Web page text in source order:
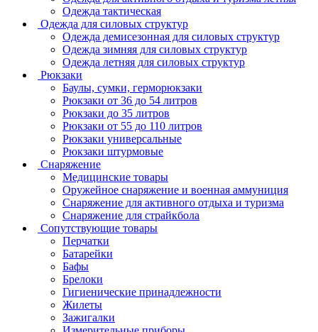
Одежда тактическая
Одежда для силовых структур
Одежда демисезонная для силовых структур
Одежда зимняя для силовых структур
Одежда летняя для силовых структур
Рюкзаки
Баулы, сумки, герморюкзаки
Рюкзаки от 36 до 54 литров
Рюкзаки до 35 литров
Рюкзаки от 55 до 110 литров
Рюкзаки универсальные
Рюкзаки штурмовые
Снаряжение
Медицинские товары
Оружейное снаряжение и военная аммуниция
Снаряжение для активного отдыха и туризма
Снаряжение для страйкбола
Сопутствующие товары
Перчатки
Батарейки
Бафы
Брелоки
Гигиенические принадлежности
Жилеты
Зажигалки